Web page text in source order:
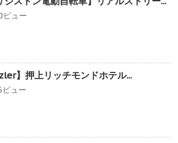
ュー
】押上リッチモンドホテル...
ュー